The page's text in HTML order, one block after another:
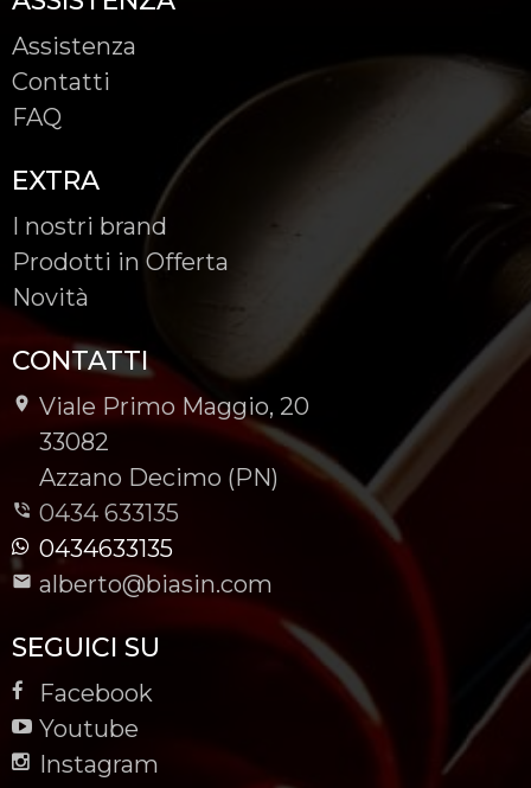
Assistenza
Contatti
FAQ
EXTRA
I nostri brand
Prodotti in Offerta
Novità
CONTATTI
Viale Primo Maggio, 20
-
33082
-
Azzano Decimo (PN)
0434 633135
0434633135
alberto@biasin.com
SEGUICI SU
Facebook
Youtube
Instagram